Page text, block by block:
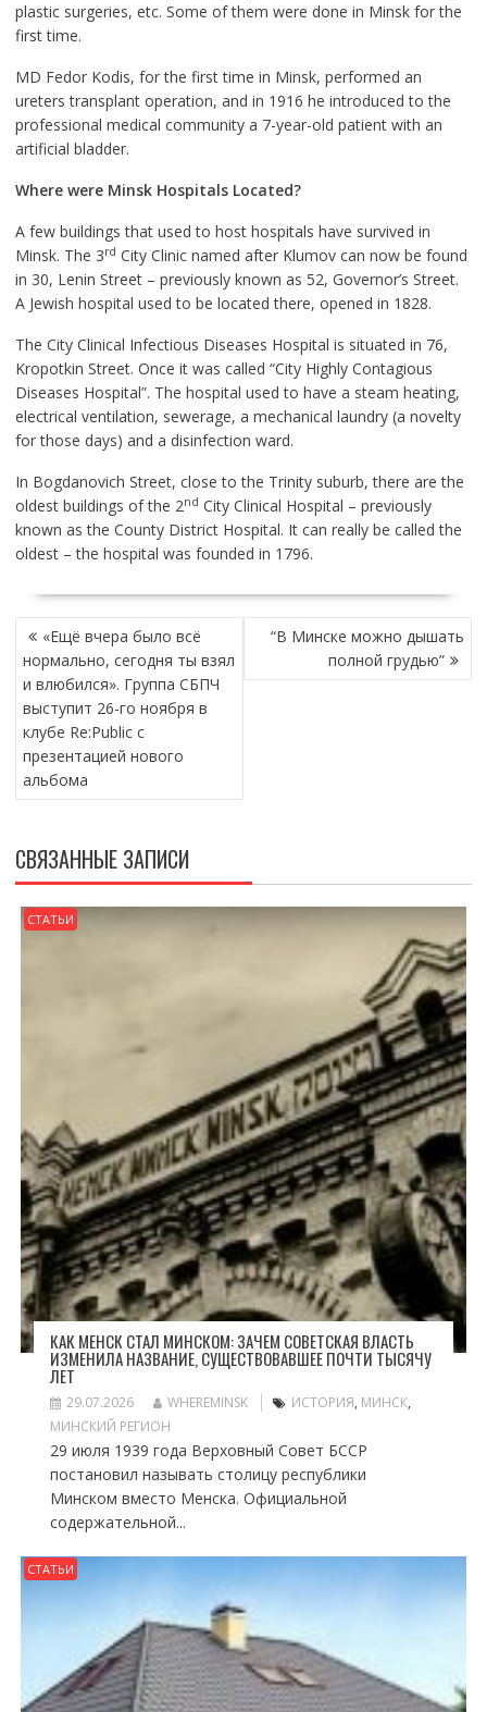
plastic surgeries, etc. Some of them were done in Minsk for the
first time.
MD Fedor Kodis, for the first time in Minsk, performed an
ureters transplant operation, and in 1916 he introduced to the
professional medical community a 7-year-old patient with an
artificial bladder.
Where were Minsk Hospitals Located?
A few buildings that used to host hospitals have survived in
Minsk. The 3rd City Clinic named after Klumov can now be found
in 30, Lenin Street – previously known as 52, Governor’s Street.
A Jewish hospital used to be located there, opened in 1828.
The City Clinical Infectious Diseases Hospital is situated in 76,
Kropotkin Street. Once it was called “City Highly Contagious
Diseases Hospital”. The hospital used to have a steam heating,
electrical ventilation, sewerage, a mechanical laundry (a novelty
for those days) and a disinfection ward.
In Bogdanovich Street, close to the Trinity suburb, there are the
oldest buildings of the 2nd City Clinical Hospital – previously
known as the County District Hospital. It can really be called the
oldest – the hospital was founded in 1796.
НАВИГАЦИЯ
ПО
ЗАПИСЯМ
«Ещё вчера было всё
нормально, сегодня ты взял
и влюбился». Группа СБПЧ
выступит 26-го ноября в
клубе Re:Public с
презентацией нового
альбома
“В Минске можно дышать
полной грудью”
СВЯЗАННЫЕ ЗАПИСИ
СТАТЬИ
КАК МЕНСК СТАЛ МИНСКОМ: ЗАЧЕМ СОВЕТСКАЯ ВЛАСТЬ
ИЗМЕНИЛА НАЗВАНИЕ, СУЩЕСТВОВАВШЕЕ ПОЧТИ ТЫСЯЧУ
ЛЕТ
29.07.2026 WHEREMINSK ИСТОРИЯ, МИНСК,
МИНСКИЙ РЕГИОН
29 июля 1939 года Верховный Совет БССР
постановил называть столицу республики
Минском вместо Менска. Официальной
содержательной...
СТАТЬИ